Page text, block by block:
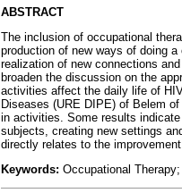
ABSTRACT
The inclusion of occupational
production of new ways of doing
realization of new connections
broaden the discussion on the
activities affect the daily life of
Diseases (URE DIPE) of Belem
in activities. Some results
subjects, creating new settings
directly relates to the
Keywords: Occupational